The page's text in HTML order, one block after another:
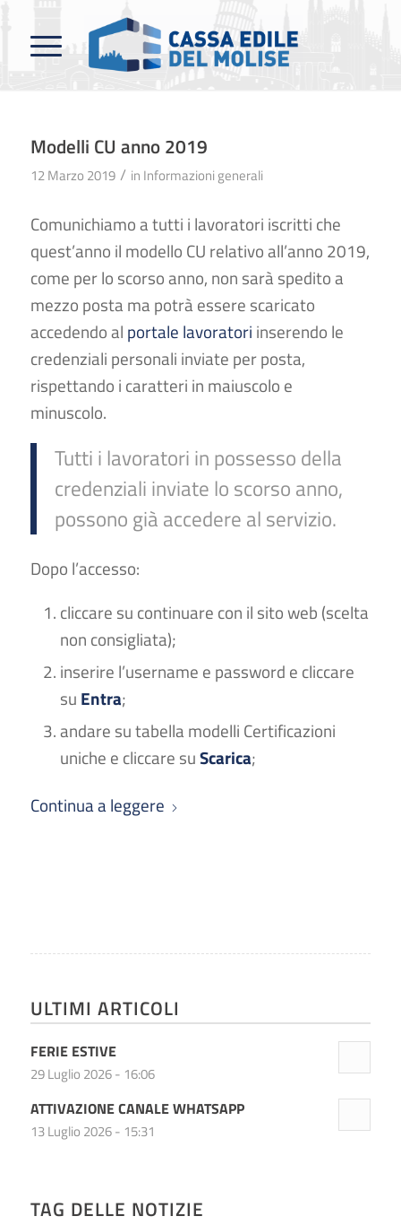
Modelli CU anno 2019
12 Marzo 2019 / in Informazioni generali
Comunichiamo a tutti i lavoratori iscritti che
quest’anno il modello CU relativo all’anno 2019,
come per lo scorso anno, non sarà spedito a
mezzo posta ma potrà essere scaricato
accedendo al portale lavoratori inserendo le
credenziali personali inviate per posta,
rispettando i caratteri in maiuscolo e
minuscolo.
Tutti i lavoratori in possesso della
credenziali inviate lo scorso anno,
possono già accedere al servizio.
Dopo l’accesso:
cliccare su continuare con il sito web (scelta
non consigliata);
inserire l’username e password e cliccare
su Entra;
andare su tabella modelli Certificazioni
uniche e cliccare suScarica;
Continua a leggere
ULTIMI ARTICOLI
FERIE ESTIVE
29 Luglio 2026 - 16:06
ATTIVAZIONE CANALE WHATSAPP
13 Luglio 2026 - 15:31
TAG DELLE NOTIZIE